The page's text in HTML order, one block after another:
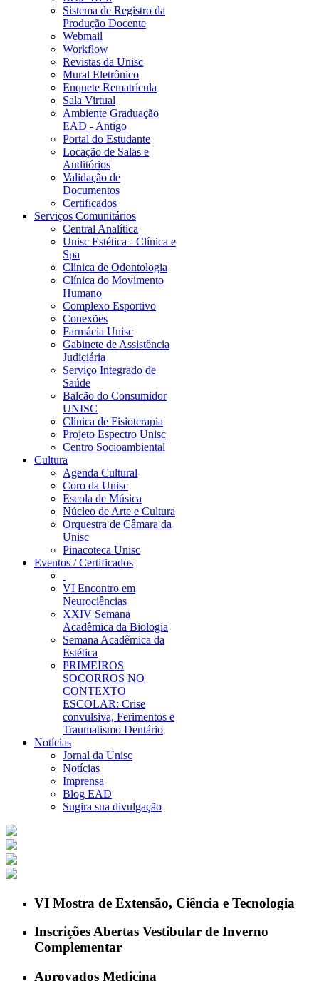
Sistema de Registro da
Produção Docente
Webmail
Workflow
Revistas da Unisc
Mural Eletrônico
Enquete Rematrícula
Sala Virtual
Ambiente Graduação
EAD - Antigo
Portal do Estudante
Locação de Salas e
Auditórios
Validação de
Documentos
Certificados
Serviços Comunitários
Central Analítica
Unisc Estética - Clínica e
Spa
Clínica de Odontologia
Clínica do Movimento
Humano
Complexo Esportivo
Conexões
Farmácia Unisc
Gabinete de Assistência
Judiciária
Serviço Integrado de
Saúde
Balcão do Consumidor
UNISC
Clínica de Fisioterapia
Projeto Espectro Unisc
Centro Socioambiental
Cultura
Agenda Cultural
Coro da Unisc
Escola de Música
Núcleo de Arte e Cultura
Orquestra de Câmara da
Unisc
Pinacoteca Unisc
Eventos / Certificados
VI Encontro em
Neurociências
XXIV Semana
Acadêmica da Biologia
Semana Acadêmica da
Estética
PRIMEIROS
SOCORROS NO
CONTEXTO
ESCOLAR: Crise
convulsiva, Ferimentos e
Traumatismo Dentário
Notícias
Jornal da Unisc
Notícias
Imprensa
Blog EAD
Sugira sua divulgação
VI Mostra de Extensão, Ciência e Tecnologia
Inscrições Abertas Vestibular de Inverno
Complementar
Aprovados Medicina